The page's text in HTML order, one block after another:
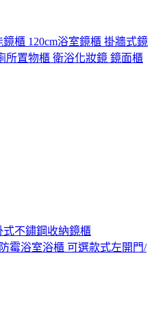
櫃 120cm浴室鏡櫃 掛牆式鏡
所置物櫃 衛浴化妝鏡 鏡面櫃
不鏽鋼收納鏡櫃
霉浴室浴櫃 可選款式左開門/